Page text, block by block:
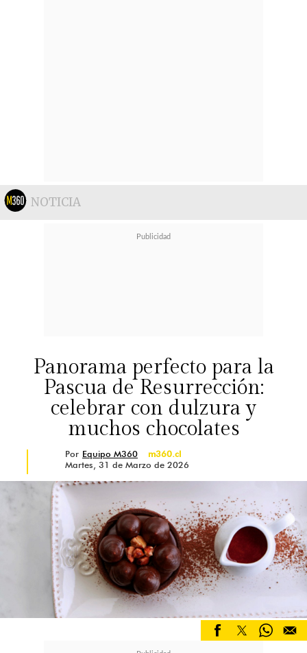
NOTICIA
Panorama perfecto para la
Pascua de Resurrección:
celebrar con dulzura y
muchos chocolates
Por Equipo M360
m360.cl
Martes, 31 de Marzo de 2026